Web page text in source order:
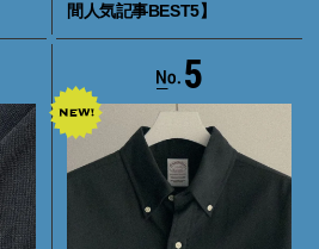
間人気記事BEST5】
5